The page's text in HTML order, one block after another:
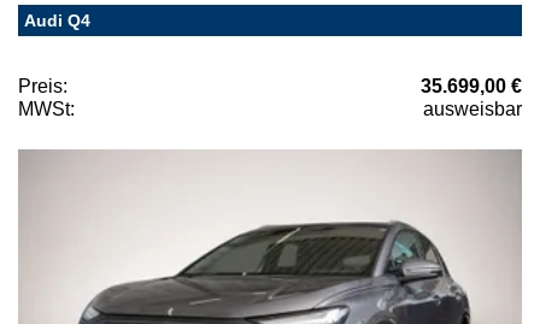
Audi Q4
Preis:
35.699,00 €
MWSt:
ausweisbar